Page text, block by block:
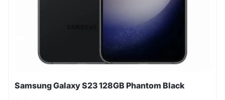
Samsung Galaxy S23 128GB Phantom Black